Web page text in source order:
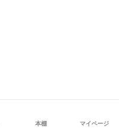
本棚 マイページ